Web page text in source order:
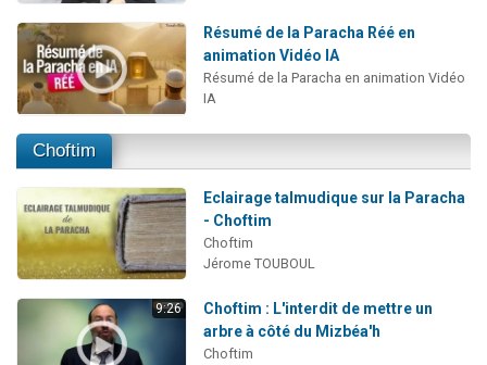
Résumé de la Paracha Réé en
animation Vidéo IA
Résumé de la Paracha en animation Vidéo
IA
Choftim
Eclairage talmudique sur la Paracha
- Choftim
Choftim
Jérome TOUBOUL
9:26
Choftim : L'interdit de mettre un
arbre à côté du Mizbéa'h
Choftim